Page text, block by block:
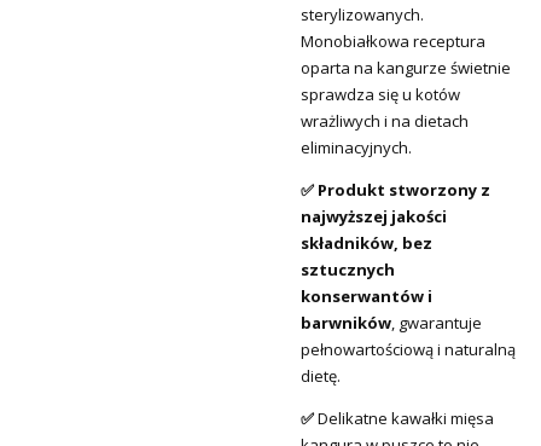
sterylizowanych.
Monobiałkowa receptura
oparta na kangurze świetnie
sprawdza się u kotów
wrażliwych i na dietach
eliminacyjnych.
✅ Produkt stworzony z
najwyższej jakości
składników, bez
sztucznych
konserwantów i
barwników, gwarantuje
pełnowartościową i naturalną
dietę.
✅Delikatne kawałki mięsa